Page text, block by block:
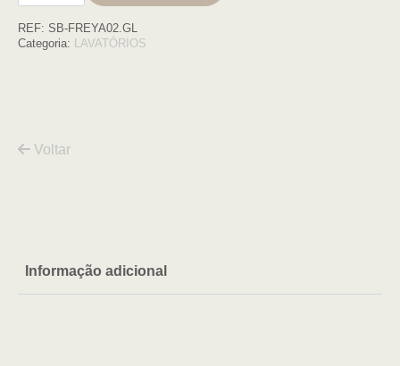
aço
inox
REF: SB-FREYA02.GL
Categoria: LAVATÓRIOS
Voltar
Informação adicional